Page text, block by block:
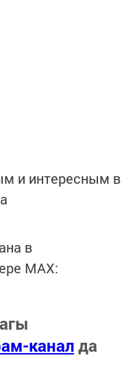
и интересным в
в
MАХ:
каналда